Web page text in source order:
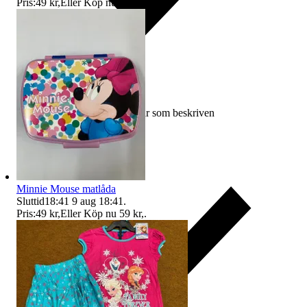
Ersättning om varan inte är som beskriven
Pris:49 kr, Eller Köp nu
Minnie Mouse matlåda
Sluttid18:41 9 aug 18:41 .
Pris:49 kr,Eller Köp nu 59 kr,.